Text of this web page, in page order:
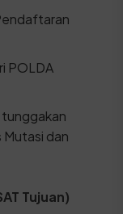
POLDA
tunggakan
Mutasi dan
Tujuan)